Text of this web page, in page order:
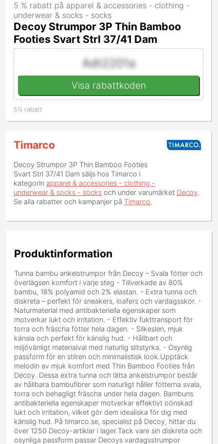
5 % rabatt på apparel & accessories - clothing -
underwear & socks - socks
Decoy Strumpor 3P Thin Bamboo
Footies Svart Strl 37/41 Dam
Adt2201a
Visa rabattkoden
5% rabatt
Timarco
Decoy Strumpor 3P Thin Bamboo Footies
Svart Strl 37/41 Dam säljs hos Timarco i
kategorin apparel & accessories - clothing -
underwear & socks - socks och under varumärket Decoy.
Se alla rabatter och kampanjer på Timarco.
Produktinformation
Tunna bambu ankelstrumpor från Decoy – Svala fötter och
överlägsen komfort i varje steg - Tillverkade av 80%
bambu, 18% polyamid och 2% elastan. - Extra tunna och
diskreta – perfekt för sneakers, loafers och vardagsskor. -
Naturmaterial med antibakteriella egenskaper som
motverkar lukt och irritation. - Effektiv fukttransport för
torra och fräscha fötter hela dagen. - Silkeslen, mjuk
känsla och perfekt för känslig hud. - Hållbart och
miljövänligt materialval med naturlig slitstyrka. - Osynlig
passform för en stilren och minimalistisk look.Upptäck
melodin av mjuk komfort med Thin Bamboo Footies från
Decoy. Dessa extra tunna och lätta ankelstrumpor består
av hållbara bambufibrer som naturligt håller fötterna svala,
torra och behagligt fräscha under hela dagen. Bambuns
antibakteriella egenskaper motverkar effektivt oönskad
lukt och irritation, vilket gör dem idealiska för dig med
känslig hud. På timarco.se, specialist på Decoy, hittar du
över 1250 Decoy-artiklar i lager.Tack vare sin diskreta och
osynliga passform passar Decoys vardagsstrumpor